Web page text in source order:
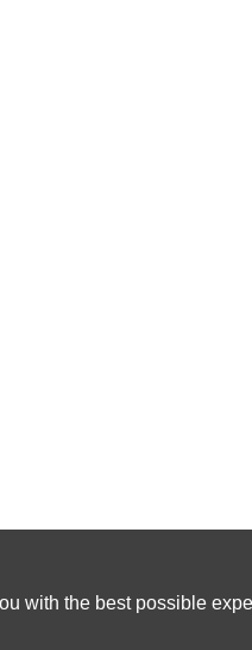
with the best possible